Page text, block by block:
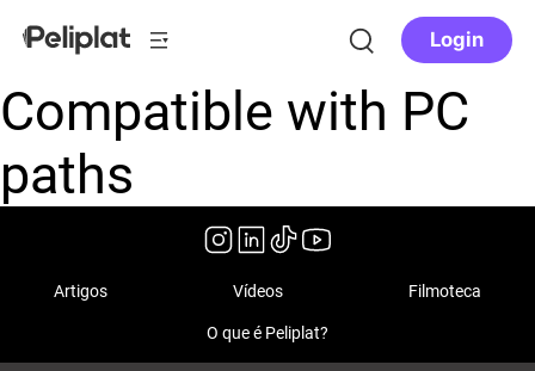
Login
Compatible with PC
paths
Artigos Vídeos Filmoteca
O que é Peliplat?